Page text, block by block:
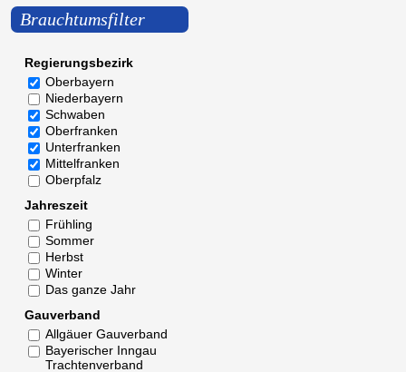
Brauchtumsfilter
Regierungsbezirk
Oberbayern
Niederbayern
Schwaben
Oberfranken
Unterfranken
Mittelfranken
Oberpfalz
Jahreszeit
Frühling
Sommer
Herbst
Winter
Das ganze Jahr
Gauverband
Allgäuer Gauverband
Bayerischer Inngau
Trachtenverband